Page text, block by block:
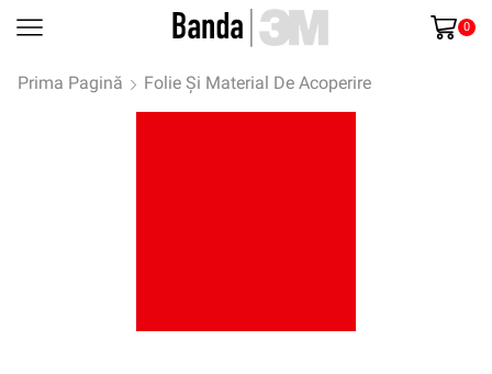
0
Prima Pagină Folie Și Material De Acoperire